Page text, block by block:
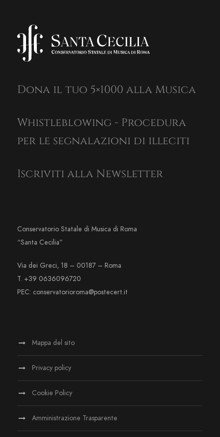
Dona il tuo 5×1000 alla Musica
Whistleblowing - Procedura
per le segnalazioni di illeciti
Iscriviti alla Newsletter
Conservatorio Statale di Musica di Roma
“Santa Cecilia”
Via dei Greci, 18 – 00187 – Roma
T. +39 0636096720
PEC: conservatorioroma@postecert.it
Mappa del sito
Privacy policy
Cookie Policy
Amministrazione Trasparente